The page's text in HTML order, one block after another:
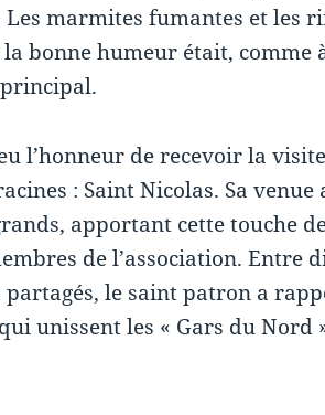
marmites fumantes et les
bonne humeur était, comme
l’honneur de recevoir la
: Saint Nicolas. Sa
apportant cette touche
de l’association. Entre
le saint patron a
unissent les « Gars du Nord